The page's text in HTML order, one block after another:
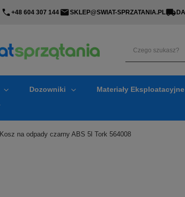
+48 604 307 144 SKLEP@SWIAT-SPRZATANIA.PL
Dozowniki Materiały Eksploatacyjne
Kosz na odpady czarny ABS 5l Tork 564008